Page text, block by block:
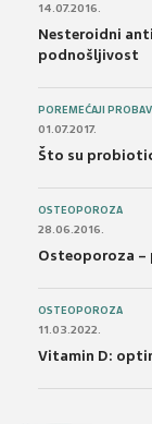
14.07.2016.
Nesteroidni
podnošljivost
POREMEĆAJI
01.07.2017.
Što su
OSTEOPOROZA
28.06.2016.
Osteoporoza –
OSTEOPOROZA
11.03.2022.
Vitamin D: